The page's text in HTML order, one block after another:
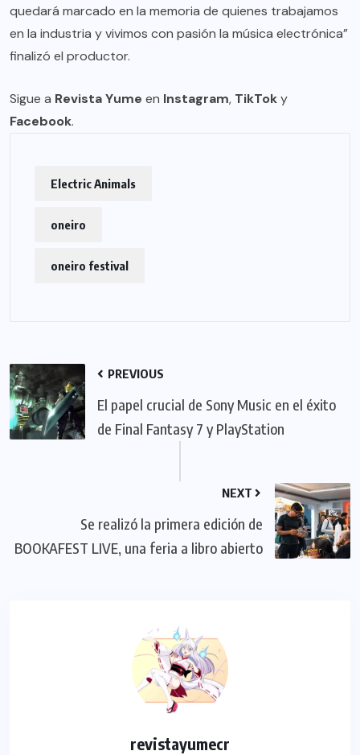
quedará marcado en la memoria de quienes trabajamos
en la industria y vivimos con pasión la música electrónica”
finalizó el productor.
Sigue a Revista Yume en Instagram, TikToky
Facebook.
Electric Animals
oneiro
oneiro festival
PREVIOUS
El papel crucial de Sony Music en el éxito
de Final Fantasy 7 y PlayStation
NEXT
Se realizó la primera edición de
BOOKAFEST LIVE, una feria a libro abierto
revistayumecr